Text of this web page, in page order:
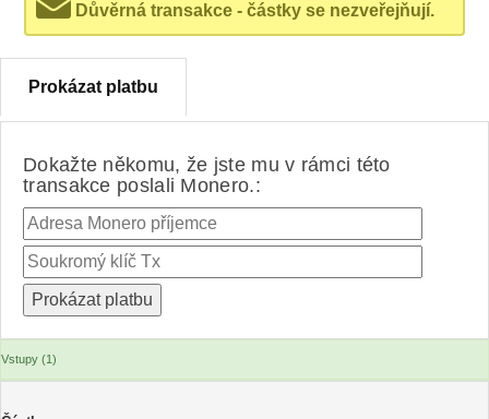
Důvěrná transakce - částky se nezveřejňují.
Prokázat platbu
Dokažte někomu, že jste mu v rámci této
transakce poslali Monero.:
Vstupy (1)